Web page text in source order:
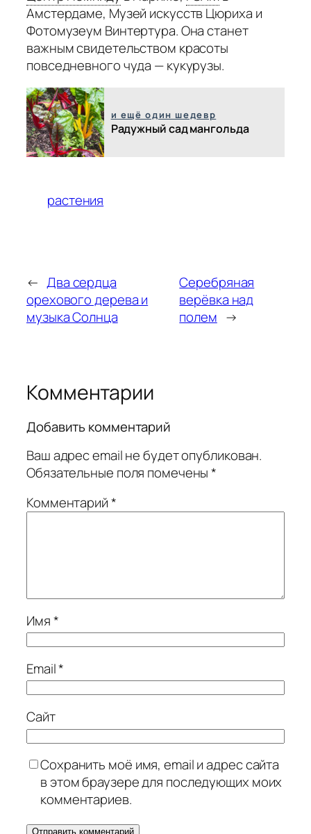
Амстердаме, Музей искусств Цюриха и
Фотомузеум Винтертура. Она станет
важным свидетельством красоты
повседневного чуда — кукурузы.
и ещё один шедевр
Радужный сад мангольда
растения
← Два сердца
орехового дерева и
музыка Солнца
Серебряная
верёвка над
полем →
Комментарии
Добавить комментарий
Ваш адрес email не будет опубликован.
Обязательные поля помечены*
Комментарий*
Имя*
Email*
Сайт
Сохранить моё имя, email и адрес сайта
в этом браузере для последующих моих
комментариев.